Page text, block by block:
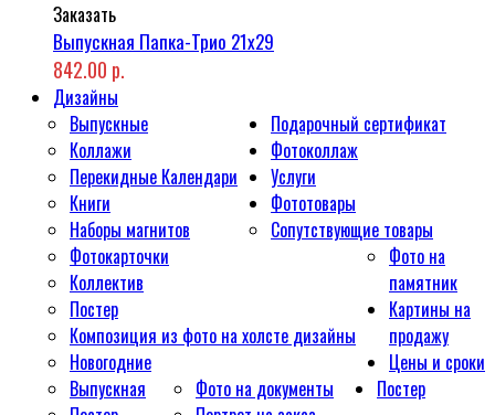
Заказать
Выпускная Папка-Трио 21x29
842.00 р.
Дизайны
Выпускные
Коллажи
Перекидные Календари
Книги
Наборы магнитов
Фотокарточки
Коллектив
Постер
Композиция из фото на холсте дизайны
Новогодние
Выпускная
Подарочный сертификат
Фотоколлаж
Услуги
Фото на документы
Фототовары
Сопутствующие товары
Фото на
памятник
Картины на
продажу
Цены и сроки
Постер